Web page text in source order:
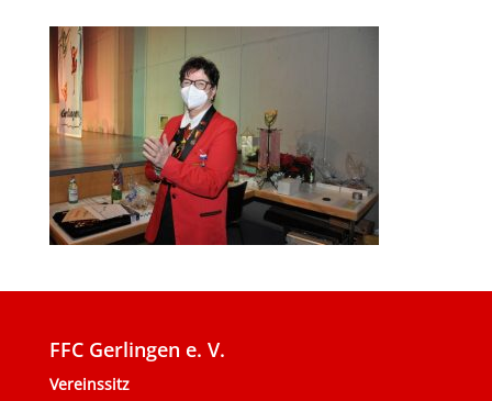
FFC Gerlingen e. V.
Vereinssitz